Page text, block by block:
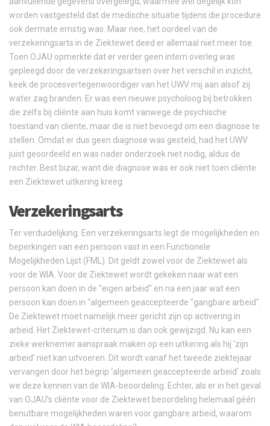
worden vastgesteld dat de medische situatie tijdens die procedure
ook dermate ernstig was. Maar nee, het oordeel van de
verzekeringsarts in de Ziektewet deed er allemaal niet meer toe.
Toen OJAU opmerkte dat er verder geen intern overleg was
gepleegd door de verzekeringsartsen over het verschil in inzicht,
keek de procesvertegenwoordiger van het UWV mij aan alsof zij
water zag branden. Er was een nieuwe psycholoog bij betrokken
die zelfs bij cliënte aan huis komt vanwege de psychische
toestand van cliënte, maar die is niet bevoegd om een diagnose te
stellen. Omdat er dus geen diagnose was gesteld, had het UWV
juist geoordeeld en was nader onderzoek niet nodig, aldus de
rechter. Best bizar, want die diagnose was er ook niet toen cliënte
een Ziektewet uitkering kreeg.
Verzekeringsarts
Ter verduidelijking. Een verzekeringsarts legt de mogelijkheden en
beperkingen van een persoon vast in een Functionele
Mogelijkheden Lijst (FML). Dit geldt zowel voor de Ziektewet als
voor de WIA. Voor de Ziektewet wordt gekeken naar wat een
persoon kan doen in de "eigen arbeid" en na een jaar wat een
persoon kan doen in "algemeen geaccepteerde "gangbare arbeid".
De Ziektewet moet namelijk meer gericht zijn op activering in
arbeid. Het Ziektewet-criterium is dan ook gewijzigd. Nu kan een
zieke werknemer aanspraak maken op een uitkering als hij ‘zijn
arbeid’ niet kan uitvoeren. Dit wordt vanaf het tweede ziektejaar
vervangen door het begrip ‘algemeen geaccepteerde arbeid’ zoals
we deze kennen van de WIA-beoordeling. Echter, als er in het geval
van OJAU's cliënte voor de Ziektewet beoordeling helemaal géén
benutbare mogelijkheden waren voor gangbare arbeid, waarom